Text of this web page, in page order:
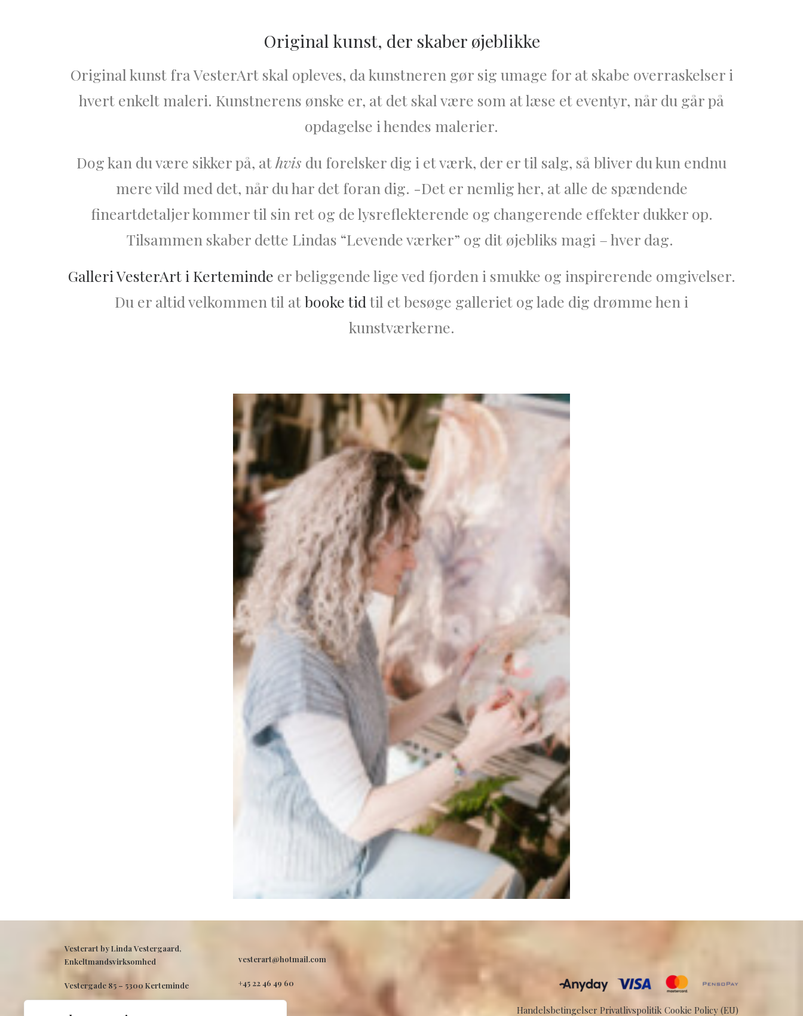
Original kunst, der skaber øjeblikke
Original kunst fra VesterArt skal opleves, da kunstneren gør sig umage for at skabe overraskelser i
hvert enkelt maleri. Kunstnerens ønske er, at det skal være som at læse et eventyr, når du går på
opdagelse i hendes malerier.
Dog kan du være sikker på, athvis du forelsker dig i et værk, der er til salg, så bliver du kun endnu
mere vild med det, når du har det foran dig. -Det er nemlig her, at alle de spændende
fineartdetaljer kommer til sin ret og de lysreflekterende og changerende effekter dukker op.
Tilsammen skaber dette Lindas “Levende værker” og dit øjebliks magi – hver dag.
Galleri VesterArt i Kerteminde erbeliggende lige ved fjorden i smukke og inspirerende omgivelser.
Du er altid velkommen til atbooke tidtil et besøge galleriet og lade dig drømme hen i
kunstværkerne.
Vesterart by Linda Vestergaard,
Enkeltmandsvirksomhed
Vestergade 85 – 5300 Kerteminde
vesterart@hotmail.com
+45 22 46 49 60
Handelsbetingelser Privatlivspolitik Cookie Policy (EU)